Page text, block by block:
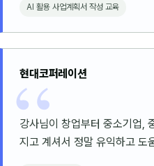
AI 활용 사업계획서 작성 교육
현대코퍼레이션
강사님이 창업부터 중소기업,
지고 계셔서 정말 유익하고 도